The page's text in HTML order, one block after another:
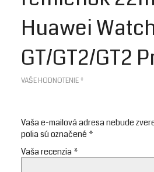
Huawei
GT/GT2/GT2
Vaša e-mailová adresa nebude
polia sú označené *
VAŠE HODNOTENIE*
Vaša recenzia *